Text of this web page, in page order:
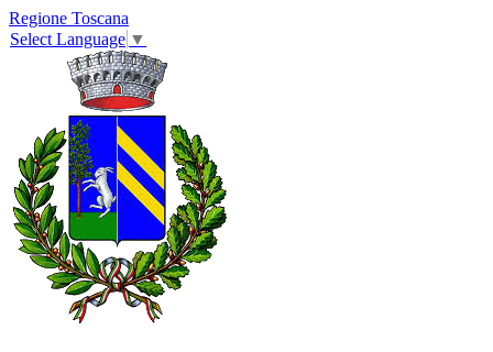
Regione Toscana
Select Language ▼